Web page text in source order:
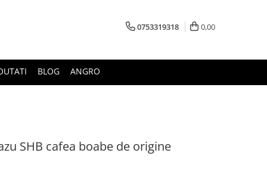
0753319318 0,00
BLOG ANGRO
SHB cafea boabe de origine